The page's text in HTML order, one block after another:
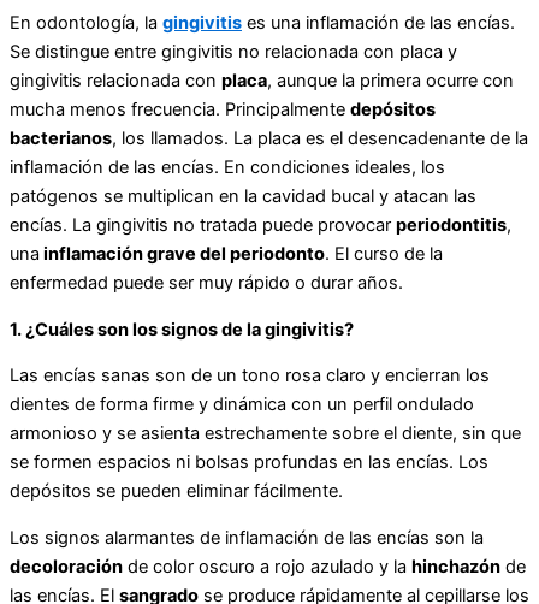
En odontología, la gingivitis es una inflamación de las encías.
Se distingue entre gingivitis no relacionada con placa y
gingivitis relacionada con placa, aunque la primera ocurre con
mucha menos frecuencia. Principalmente depósitos
bacterianos, los llamados. La placa es el desencadenante de la
inflamación de las encías. En condiciones ideales, los
patógenos se multiplican en la cavidad bucal y atacan las
encías. La gingivitis no tratada puede provocar periodontitis,
una inflamación grave del periodonto. El curso de la
enfermedad puede ser muy rápido o durar años.
1. ¿Cuáles son los signos de la gingivitis?
Las encías sanas son de un tono rosa claro y encierran los
dientes de forma firme y dinámica con un perfil ondulado
armonioso y se asienta estrechamente sobre el diente, sin que
se formen espacios ni bolsas profundas en las encías. Los
depósitos se pueden eliminar fácilmente.
Los signos alarmantes de inflamación de las encías son la
decoloración de color oscuro a rojo azulado y la hinchazón de
las encías. El sangrado se produce rápidamente al cepillarse los